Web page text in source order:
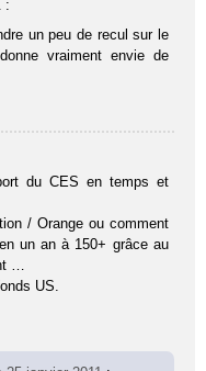
:
un peu de recul sur le
vraiment envie de
du CES en temps et
/ Orange ou comment
un an à 150+ grâce au
…
US.